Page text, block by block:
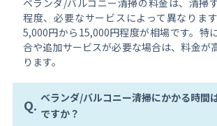
程度、必要なサービスによって異なりま
5,000円から15,000円程度が相場です。特
合や追加サービスが必要な場合は、料金が
ります。
Q. ベランダ/バルコニー清掃にかかる時間
ですか？